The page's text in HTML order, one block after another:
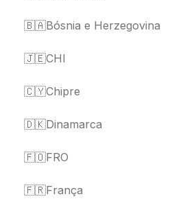
🇧🇦Bósnia e Herzegovina
🇯🇪CHI
🇨🇾Chipre
🇩🇰Dinamarca
🇫🇴FRO
🇫🇷França